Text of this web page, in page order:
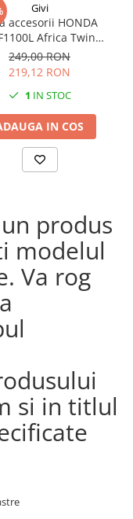
Givi
accesorii HONDA
Africa Twin
Sports (20 - 23)
Africa Twin
Sports (24)
AFRICA TWIN (24)
Africa Twin (20 -
23)
249,00 RON
219,12 RON
1 IN STOC
IN COS
produs
modelul
Va rog
si in titlul